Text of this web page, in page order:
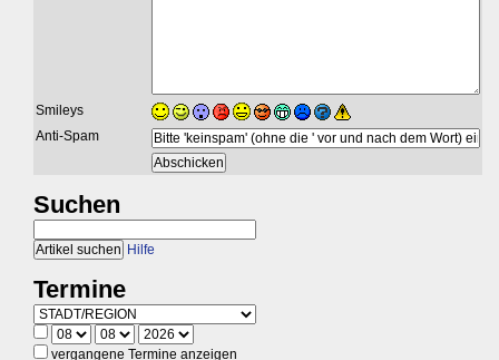
Smileys
Anti-Spam
Suchen
Hilfe
Termine
vergangene Termine anzeigen